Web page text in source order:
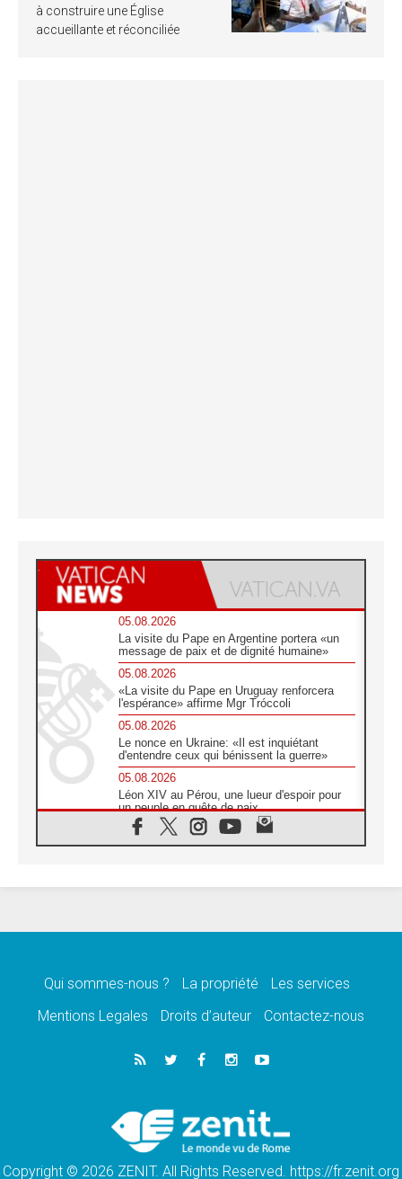
à construire une Église
accueillante et réconciliée
05.08.2026
La visite du Pape en Argentine portera «un
message de paix et de dignité humaine»
05.08.2026
«La visite du Pape en Uruguay renforcera
l'espérance» affirme Mgr Tróccoli
05.08.2026
Le nonce en Ukraine: «Il est inquiétant
d'entendre ceux qui bénissent la guerre»
05.08.2026
Léon XIV au Pérou, une lueur d'espoir pour
un peuple en quête de paix
05.08.2026
SCEAM: L'Église en Afrique vers
en Argentine et au Pérou
Audience générale: la prière est un acte
d'espérance
04.08.2026
Léon XIV invite les Chevaliers de Colomb à
Au Nigéria, attaques d'église, meurtre et
enlèvements de religieux suscitent l'émotion
Qui sommes-nous ? La propriété
Les services
Mentions Legales
Droits d’auteur Contactez-nous
Copyright © 2026 ZENIT. All Rights Reserved. https://fr.zenit.org